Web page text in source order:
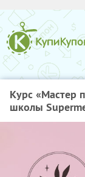
Курс «Мастер
школы